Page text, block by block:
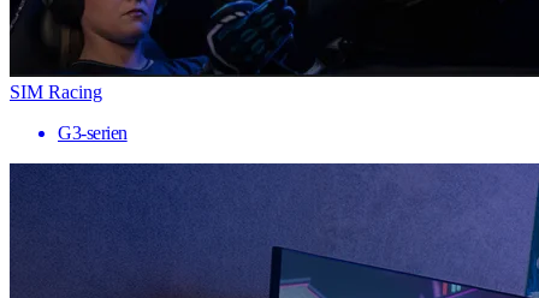
SIM Racing
G3-serien